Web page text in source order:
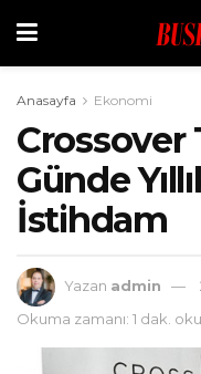
Anasayfa Ekonomi
Crossover
Günde
İstihdam
Yazan admin
Okuma zamanı: 1 dak.